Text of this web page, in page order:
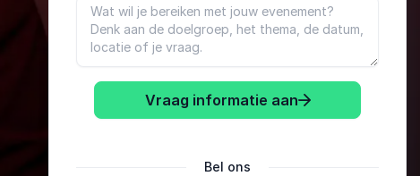
Vraag informatie aan
Bel ons